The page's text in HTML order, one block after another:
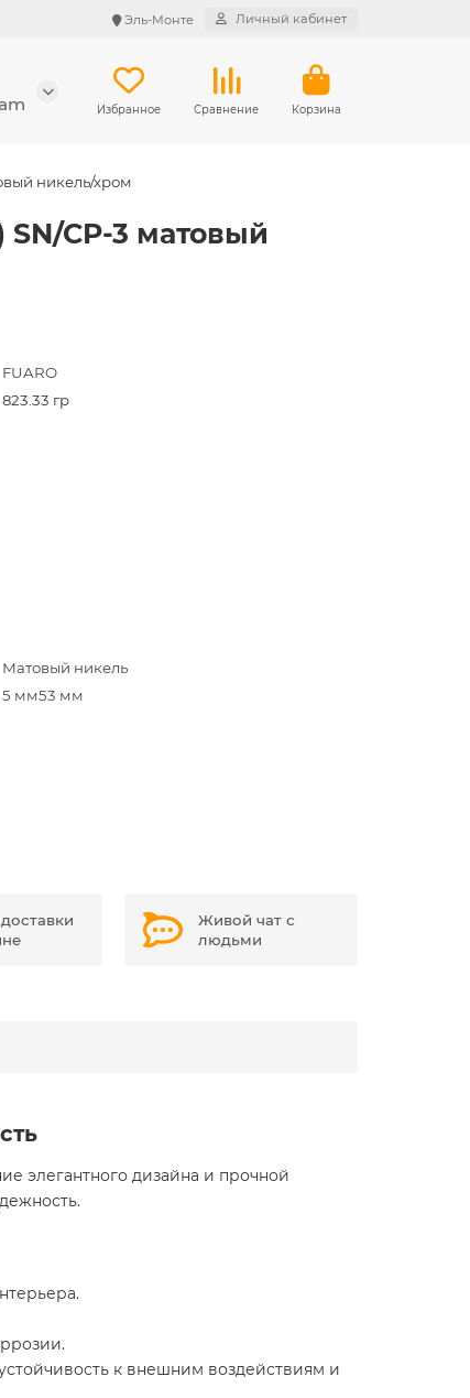
Эль-Монте Личный кабинет
Избранное Сравнение Корзина
никель/хром
SN/CP-3 матовый
FUARO
823.33 гр
Матовый никель
5 мм53 мм
Живой чат с
людьми
элегантного дизайна и прочной
к внешним воздействиям и